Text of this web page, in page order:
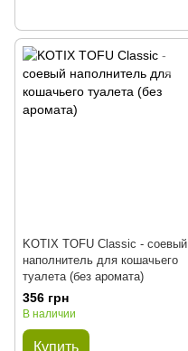
KOTIX TOFU Classic - соевый
наполнитель для кошачьего
туалета (без аромата)
356 грн
В наличии
Купить